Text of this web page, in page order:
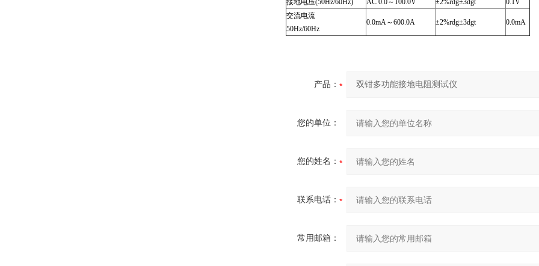
接地电压(50Hz/60Hz)
AC 0.0～100.0V ±2%rdg±3dgt
0.1V
交流电流
50Hz/60Hz
0.0mA～600.0A ±2%rdg±3dgt 0.0mA
产品：
您的单位：
您的姓名：
联系电话：
常用邮箱：